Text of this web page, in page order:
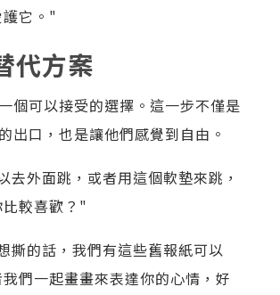
它。"
代方案
個可以接受的選擇。這一步不僅是
出口，也是讓他們感覺到自由。
去外面跳，或者用這個軟墊來跳，
較喜歡？"
撕的話，我們有這些舊報紙可以
們一起畫畫來表達你的心情，好